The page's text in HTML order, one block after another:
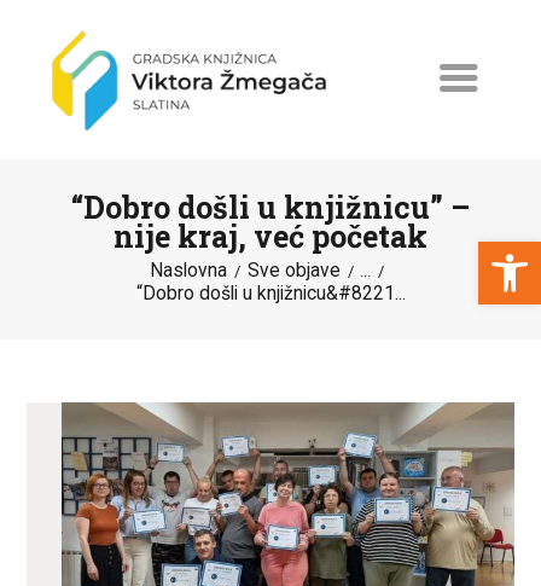
Open toolbar
“Dobro došli u knjižnicu” –
nije kraj, već početak
Naslovna Sve objave ...
“Dobro došli u knjižnicu&#8221...
NASLOVNA
PROGRAMI I PROJEKTI
KATALOG
O KNJIŽNICI
ZA KORISNIKE